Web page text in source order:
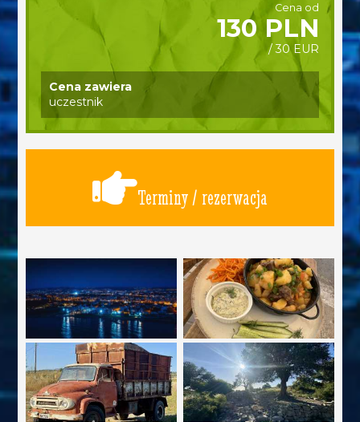
Cena od
130 PLN
/ 30 EUR
Cena zawiera
uczestnik
Terminy / rezerwacja